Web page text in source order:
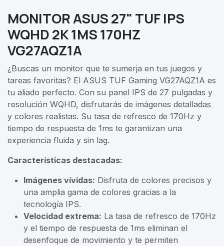
MONITOR ASUS 27" TUF IPS
WQHD 2K 1MS 170HZ
VG27AQZ1A
¿Buscas un monitor que te sumerja en tus juegos y
tareas favoritas? El ASUS TUF Gaming VG27AQZ1A es
tu aliado perfecto. Con su panel IPS de 27 pulgadas y
resolución WQHD, disfrutarás de imágenes detalladas
y colores realistas. Su tasa de refresco de 170Hz y
tiempo de respuesta de 1ms te garantizan una
experiencia fluida y sin lag.
Características destacadas:
Imágenes vívidas: Disfruta de colores precisos y
una amplia gama de colores gracias a la
tecnología IPS.
Velocidad extrema: La tasa de refresco de 170Hz
y el tiempo de respuesta de 1ms eliminan el
desenfoque de movimiento y te permiten